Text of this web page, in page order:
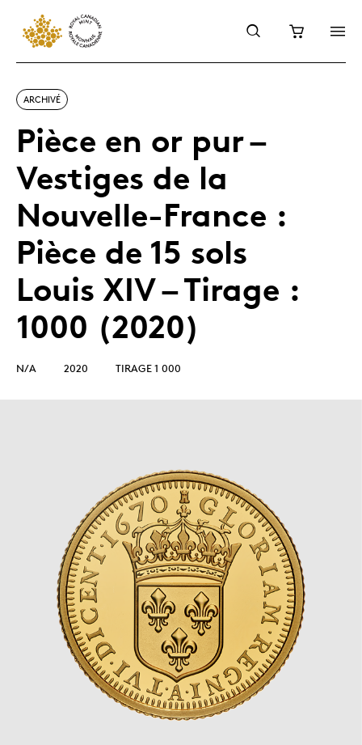
ARCHIVÉ
Pièce en or pur –
Vestiges de la
Nouvelle-France :
Pièce de 15 sols
Louis XIV – Tirage :
1000 (2020)
N/A 2020 TIRAGE 1 000